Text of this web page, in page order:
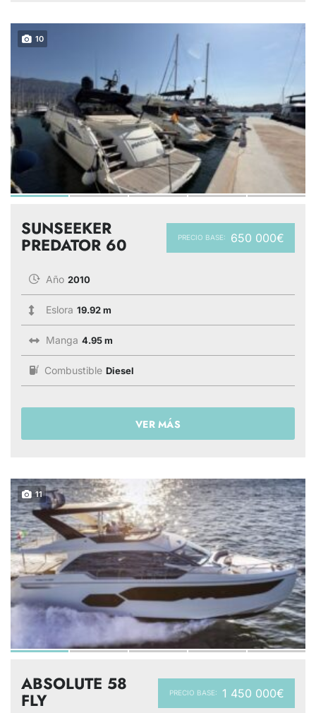
10
PRECIO BASE: 650 000€
SUNSEEKER
PREDATOR 60
Año 2010
Eslora 19.92 m
Manga 4.95 m
Combustible Diesel
VER MÁS
11
PRECIO BASE: 1 450 000€
ABSOLUTE 58
FLY